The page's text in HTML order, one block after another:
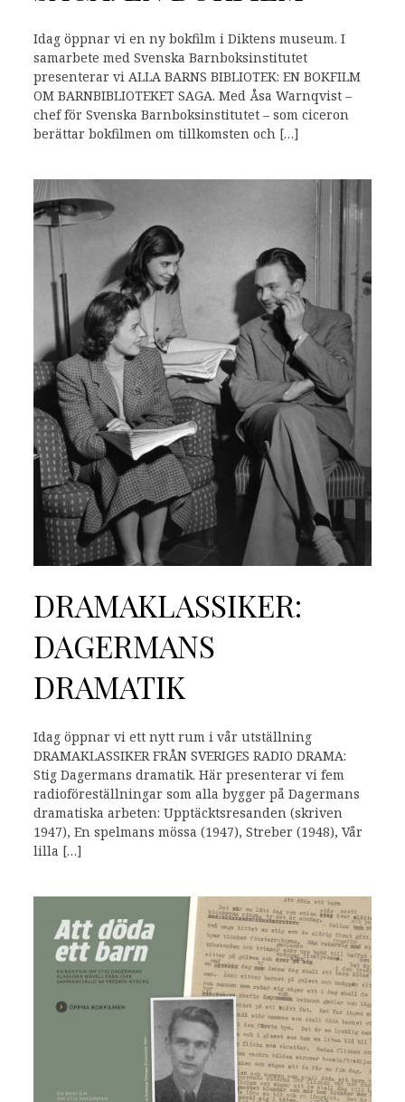
Idag öppnar vi en ny bokfilm i Diktens museum. I
samarbete med Svenska Barnboksinstitutet
presenterar vi ALLA BARNS BIBLIOTEK: EN BOKFILM
OM BARNBIBLIOTEKET SAGA. Med Åsa Warnqvist –
chef för Svenska Barnboksinstitutet – som ciceron
berättar bokfilmen om tillkomsten och […]
DRAMAKLASSIKER:
DAGERMANS
DRAMATIK
Idag öppnar vi ett nytt rum i vår utställning
DRAMAKLASSIKER FRÅN SVERIGES RADIO DRAMA:
Stig Dagermans dramatik. Här presenterar vi fem
radioföreställningar som alla bygger på Dagermans
dramatiska arbeten: Upptäcktsresanden (skriven
1947), En spelmans mössa (1947), Streber (1948), Vår
lilla […]